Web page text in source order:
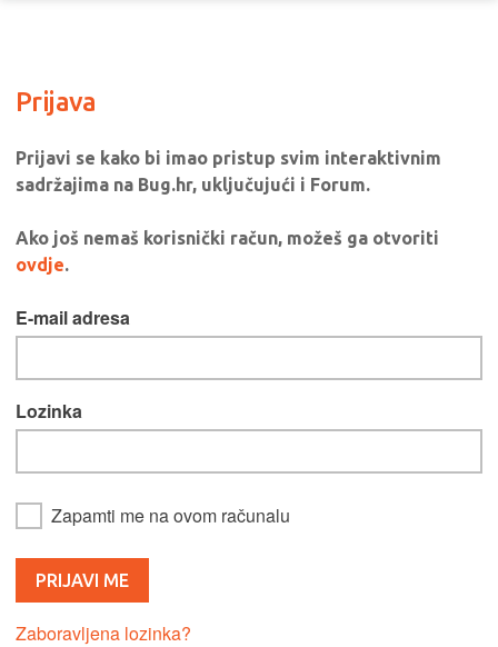
Prijava
Prijavi se kako bi imao pristup svim interaktivnim
sadržajima na Bug.hr, uključujući i Forum.
Ako još nemaš korisnički račun, možeš ga otvoriti
ovdje.
E-mail adresa
Lozinka
Zapamti me na ovom računalu
Zaboravljena lozinka?